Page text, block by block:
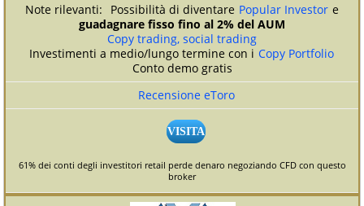
Possibilità di diventare Popular Investor e
guadagnare fisso fino al 2% del AUM
Copy trading, social trading
Investimenti a medio/lungo termine con i Copy Portfolio
Conto demo gratis
Recensione eToro
VISITA
61% dei conti degli investitori retail perde denaro negoziando CFD con questo
broker